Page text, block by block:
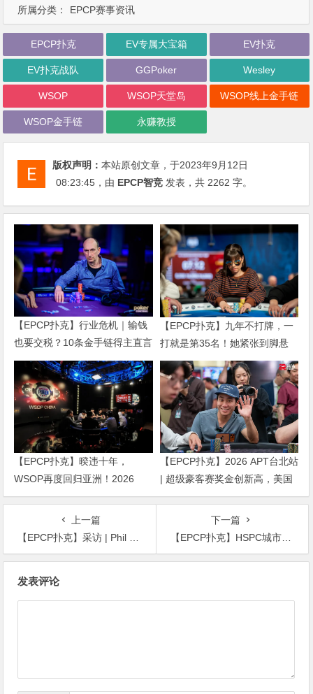
所属分类： EPCP赛事资讯
EPCP扑克 EV专属大宝箱 EV扑克
EV扑克战队 GGPoker Wesley
WSOP WSOP天堂岛 WSOP线上金手链
WSOP金手链 永赚教授
版权声明：本站原创文章，于2023年9月12日
08:23:45 ，由 EPCP智竞 发表，共 2262 字。
【EPCP扑克】行业危机｜输钱
也要交税？10条金手链得主直言
“扛不住”，主动砍掉四分之三比
赛
【EPCP扑克】九年不打牌，一
打就是第35名！她紧张到脚悬
空，但全世界以为她很淡定
【EPCP扑克】暌违十年，
WSOP再度回归亚洲！2026
APL济州站6月19-28日盛大登
【EPCP扑克】2026 APT台北站
| 超级豪客赛奖金创新高，美国
选手Ethan “Rampage” Yau领跑
上一篇
【EPCP扑克】采访 | Phil Hellmuth:“我是中国龙，我现在是世界上最好的全能选手。”
下一篇
【EPCP扑克】HSPC城市推广赛无锡站赛事圆满结束！鲍勇厚积薄发勇夺主赛冠军奖杯！解锁新成就！下一站苏州见！
发表评论